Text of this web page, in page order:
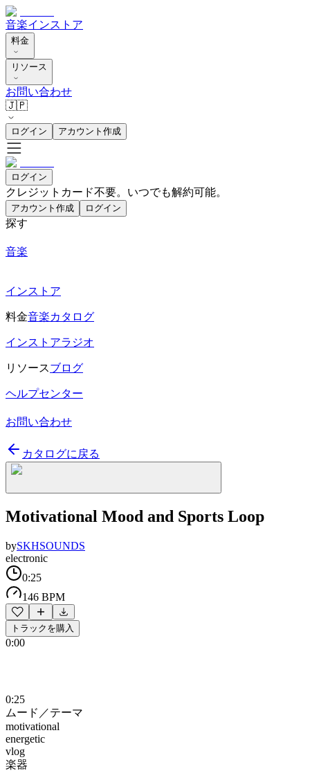
音楽インストア
料金
リソース
お問い合わせ
🇯🇵
ログイン アカウント作成
ログイン
クレジットカード不要。いつでも解約可能。
アカウント作成 ログイン
探す
音楽
インストア
料金音楽カタログ
インストアラジオ
リソースブログ
ヘルプセンター
お問い合わせ
カタログに戻る
Motivational Mood and Sports Loop
bySKHSOUNDS
electronic
0:25
146 BPM
トラックを購入
0:00
0:25
ムード／テーマ
motivational
energetic
vlog
楽器